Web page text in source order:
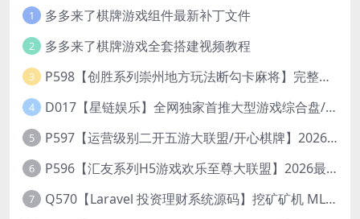
1 多多来了棋牌游戏组件最新补丁文件
2 多多来了棋牌游戏全套搭建视频教程
3 P598【创胜系列崇州地方玩法断勾卡麻将】完整服务器组件+双端APP+授权机+通用视频教程
4 D017【星链娱乐】全网独家首推大型游戏综合盘/体育/PG/电竟/电玩大型综合体
5 P597【运营级别二开五游大联盟/开心棋牌】2026最新整理完整服务器组件+双端APP+完美AI机器人+超详细视频教程
6 P596【汇友系列H5游戏欢乐至尊大联盟】2026最新整理Linux系统最新组件+搭建教程
7 Q570【Laravel 投资理财系统源码】挖矿矿机 MLM分销 带后台